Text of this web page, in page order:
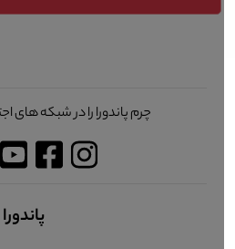
چرم پاندورا را در شبکه های
پاندورا